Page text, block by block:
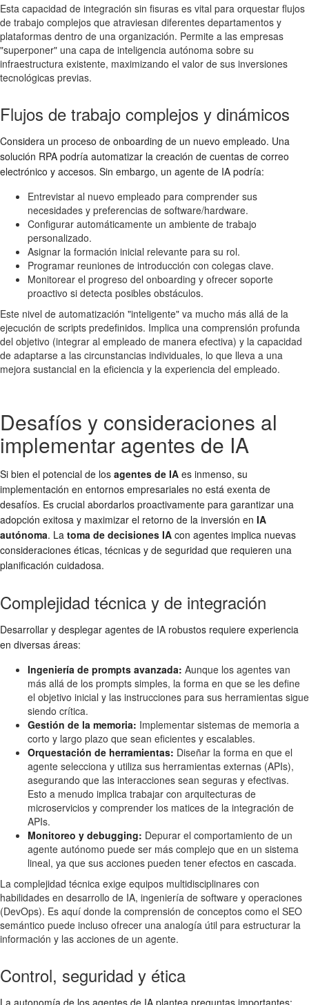
Esta capacidad de integración sin fisuras es vital para orquestar flujos
de trabajo complejos que atraviesan diferentes departamentos y
plataformas dentro de una organización. Permite a las empresas
"superponer" una capa de inteligencia autónoma sobre su
infraestructura existente, maximizando el valor de sus inversiones
tecnológicas previas.
Flujos de trabajo complejos y dinámicos
Considera un proceso de onboarding de un nuevo empleado. Una
solución RPA podría automatizar la creación de cuentas de correo
electrónico y accesos. Sin embargo, un agente de IA podría:
Entrevistar al nuevo empleado para comprender sus
necesidades y preferencias de software/hardware.
Configurar automáticamente un ambiente de trabajo
personalizado.
Asignar la formación inicial relevante para su rol.
Programar reuniones de introducción con colegas clave.
Monitorear el progreso del onboarding y ofrecer soporte
proactivo si detecta posibles obstáculos.
Este nivel de automatización "inteligente" va mucho más allá de la
ejecución de scripts predefinidos. Implica una comprensión profunda
del objetivo (integrar al empleado de manera efectiva) y la capacidad
de adaptarse a las circunstancias individuales, lo que lleva a una
mejora sustancial en la eficiencia y la experiencia del empleado.
Desafíos y consideraciones al
implementar agentes de IA
Si bien el potencial de los agentes de IA es inmenso, su
implementación en entornos empresariales no está exenta de
desafíos. Es crucial abordarlos proactivamente para garantizar una
adopción exitosa y maximizar el retorno de la inversión en IA
autónoma. La toma de decisiones IA con agentes implica nuevas
consideraciones éticas, técnicas y de seguridad que requieren una
planificación cuidadosa.
Complejidad técnica y de integración
Desarrollar y desplegar agentes de IA robustos requiere experiencia
en diversas áreas:
Ingeniería de prompts avanzada: Aunque los agentes van
más allá de los prompts simples, la forma en que se les define
el objetivo inicial y las instrucciones para sus herramientas sigue
siendo crítica.
Gestión de la memoria: Implementar sistemas de memoria a
corto y largo plazo que sean eficientes y escalables.
Orquestación de herramientas: Diseñar la forma en que el
agente selecciona y utiliza sus herramientas externas (APIs),
asegurando que las interacciones sean seguras y efectivas.
Esto a menudo implica trabajar con arquitecturas de
microservicios y comprender los matices de la integración de
APIs.
Monitoreo y debugging: Depurar el comportamiento de un
agente autónomo puede ser más complejo que en un sistema
lineal, ya que sus acciones pueden tener efectos en cascada.
La complejidad técnica exige equipos multidisciplinares con
habilidades en desarrollo de IA, ingeniería de software y operaciones
(DevOps). Es aquí donde la comprensión de conceptos como el SEO
semántico puede incluso ofrecer una analogía útil para estructurar la
información y las acciones de un agente.
Control, seguridad y ética
La autonomía de los agentes de IA plantea preguntas importantes: